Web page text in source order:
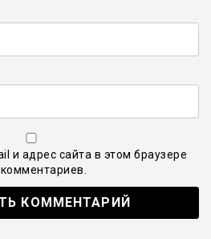
и адрес сайта в этом браузере